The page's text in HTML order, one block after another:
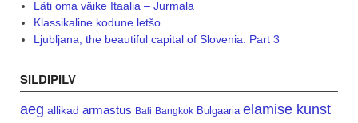
Läti oma väike Itaalia – Jurmala
Klassikaline kodune letšo
Ljubljana, the beautiful capital of Slovenia. Part 3
SILDIPILV
aeg allikad armastus Bali Bangkok Bulgaaria elamise kunst